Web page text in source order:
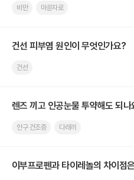
비만 마운자로
건선 피부염 원인이 무엇인가요?
건선
렌즈 끼고 인공눈물 투약해도 되나
안구 건조증 다래끼
이부프로펜과 타이레놀의 차이점